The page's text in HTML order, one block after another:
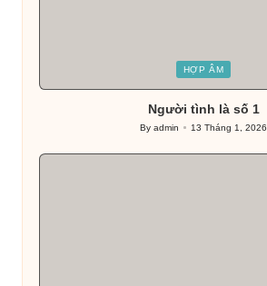
in
HỢP ÂM
Người tình là số 1
Posted
Byadmin 13 Tháng 1, 2026